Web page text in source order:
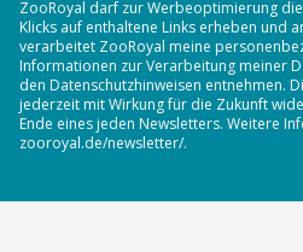
ZooRoyal darf zur Werbeoptimierung
Klicks auf enthaltene Links erheben und
verarbeitet ZooRoyal meine
Informationen zur Verarbeitung meiner
den Datenschutzhinweisen entnehmen.
jederzeit mit Wirkung für die Zukunft
Ende eines jeden Newsletters. Weitere
zooroyal.de/newsletter/.